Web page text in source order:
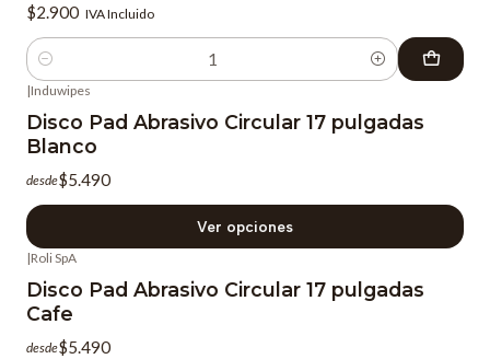
$2.900 IVA Incluido
Cantidad
|Induwipes
Disco Pad Abrasivo Circular 17 pulgadas
Blanco
desde$5.490
Ver opciones
|Roli SpA
Disco Pad Abrasivo Circular 17 pulgadas
Cafe
desde$5.490